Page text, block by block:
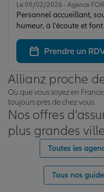
Le 09/02/2026 - Agence
Personnel accueillant,
humeur, à l'écoute et
trouver une solution en
fortement.Prendre un
Allianz proche
Où que vous soyez en
toujours près de chez vous.
Nos offres
plus grandes
Toutes les
Tous nos